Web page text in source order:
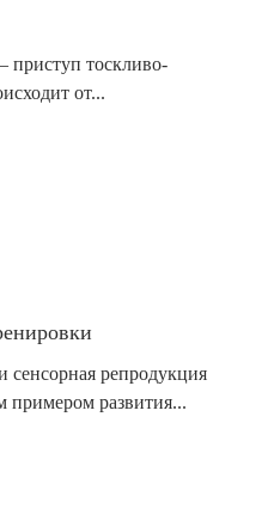
приступ тоскливо-
от...
сенсорная репродукция
примером развития...